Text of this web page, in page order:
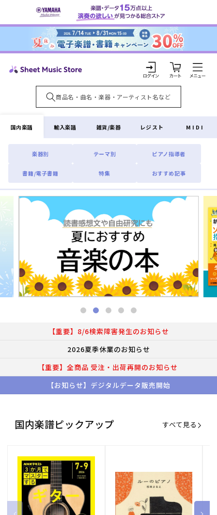
ンツに
ロ
グ
イ
ン
カ
ー
ト
国内楽譜
楽器別 テーマ別 ピアノ指導者
書籍/電子書籍 特集 おすすめ記事
輸入楽譜 雑貨/楽器 レジスト MIDI
【重要】8/6検索障害発生のお知らせ
2026夏季休業のお知らせ
【重要】全商品 受注・出荷再開のお知らせ
【お知らせ】デジタルデータ販売開始
国内楽譜ピックアップ すべて見る